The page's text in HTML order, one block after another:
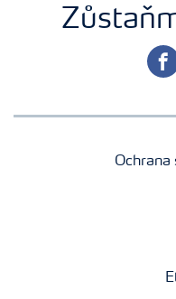
Ochrana